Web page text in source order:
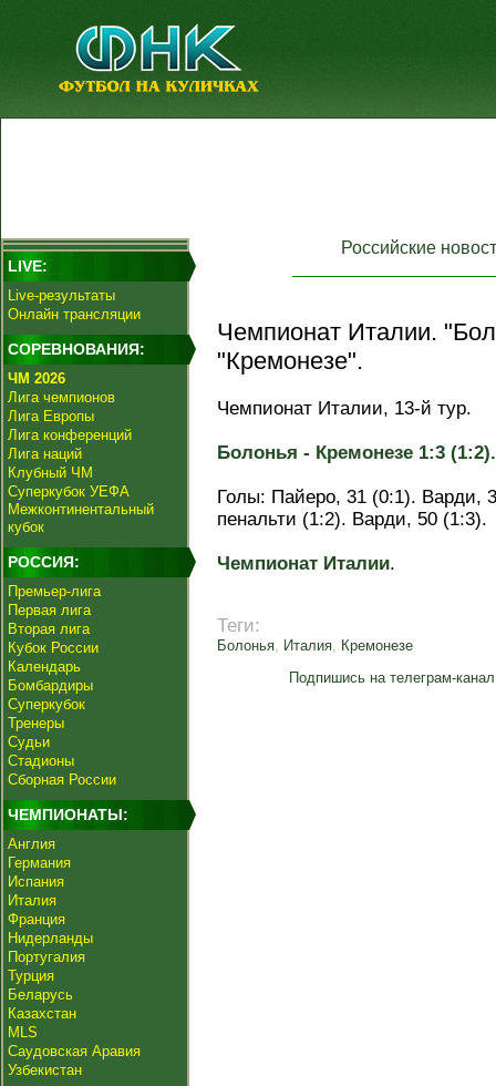
LIVE:
Live-результаты
Онлайн трансляции
СОРЕВНОВАНИЯ:
ЧМ 2026
Лига чемпионов
Лига Европы
Лига конференций
Лига наций
Клубный ЧМ
Суперкубок УЕФА
Межконтинентальный
кубок
РОССИЯ:
Премьер-лига
Первая лига
Вторая лига
Кубок России
Календарь
Бомбардиры
Суперкубок
Тренеры
Судьи
Стадионы
Сборная России
ЧЕМПИОНАТЫ:
Англия
Германия
Испания
Италия
Франция
Нидерланды
Португалия
Турция
Беларусь
Казахстан
MLS
Саудовская Аравия
Узбекистан
Российские
Чемпионат Италии.
"Кремонезе".
Чемпионат Италии, 13-й тур.
Болонья - Кремонезе 1:3 (1:2).
Голы: Пайеро, 31 (0:1). Варди,
пенальти (1:2). Варди, 50 (1:3).
Чемпионат Италии.
Теги:
Болонья, Италия, Кремонезе
Подпишись на телеграм-